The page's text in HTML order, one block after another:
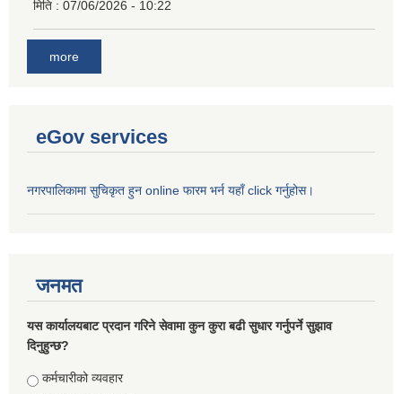
मिति : 07/06/2026 - 10:22
more
eGov services
नगरपालिकामा सुचिकृत हुन online फारम भर्न यहाँ click गर्नुहोस।
जनमत
यस कार्यालयबाट प्रदान गरिने सेवामा कुन कुरा बढी सुधार गर्नुपर्ने सुझाव
दिनुहुन्छ?
Choices
कर्मचारीको व्यवहार